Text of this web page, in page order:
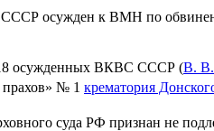
осужден к ВМН по
осужденных ВКВС СССР (В.
прахов» № 1 крематория
суда РФ признан не